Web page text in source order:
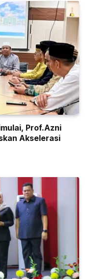
Prof.Azni
Akselerasi